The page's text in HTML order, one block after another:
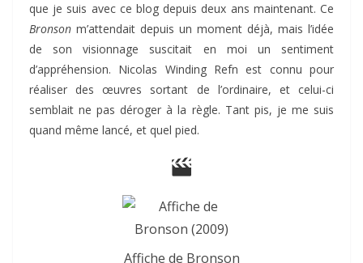
que je suis avec ce blog depuis deux ans maintenant. Ce
Bronson m’attendait depuis un moment déjà, mais l’idée
de son visionnage suscitait en moi un sentiment
d’appréhension. Nicolas Winding Refn est connu pour
réaliser des œuvres sortant de l’ordinaire, et celui-ci
semblait ne pas déroger à la règle. Tant pis, je me suis
quand même lancé, et quel pied.
Affiche de Bronson